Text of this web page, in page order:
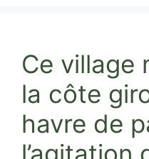
Ce village
la côte
havre de